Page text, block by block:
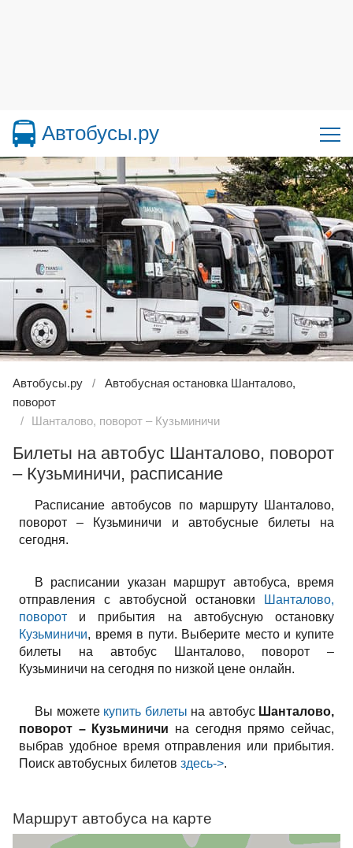
Автобусы.ру
Автобусы.ру
Автобусная остановка Шанталово,
поворот
Шанталово, поворот – Кузьминичи
Билеты на автобус Шанталово, поворот
– Кузьминичи, расписание
Расписание автобусов по маршруту Шанталово,
поворот – Кузьминичи и автобусные билеты на
сегодня.
В расписании указан маршрут автобуса, время
отправления с автобусной остановки
Шанталово,
поворот и прибытия на автобусную остановку
Кузьминичи, время в пути. Выберите место и купите
билеты на автобус Шанталово, поворот –
Кузьминичи на сегодня по низкой цене онлайн.
Вы можете купить билеты на автобус Шанталово,
поворот – Кузьминичи на сегодня прямо сейчас,
выбрав удобное время отправления или прибытия.
Поиск автобусных билетов здесь->.
Маршрут автобуса на карте